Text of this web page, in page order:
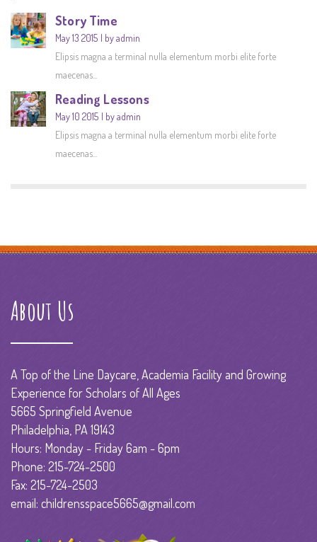
Story Time
May 13 2015
by admin
Elipsis magna a terminal nulla elementum morbi elite forte
maecenas...
Reading Lessons
May 10 2015
by admin
Elipsis magna a terminal nulla elementum morbi elite forte
maecenas...
About Us
A Top of the Line Daycare, Academia Facility and Growing
Experience for Scholars of All Ages
5665 Springfield Avenue
Philadelphia, PA 19143
Hours: Monday - Friday 6am - 6pm
Phone: 215-724-2500
Fax: 215-724-2503
email: childrensspace5665@gmail.com